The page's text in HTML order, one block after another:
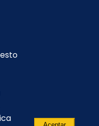
Aceptar